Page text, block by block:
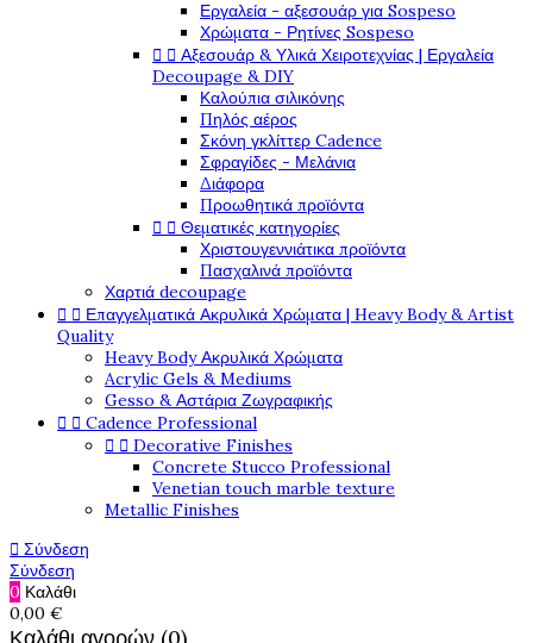
Εργαλεία - αξεσουάρ για Sospeso
Χρώματα - Ρητίνες Sospeso
  Αξεσουάρ & Υλικά Χειροτεχνίας | Εργαλεία
Decoupage & DIY
Καλούπια σιλικόνης
Πηλός αέρος
Σκόνη γκλίττερ Cadence
Σφραγίδες - Μελάνια
Διάφορα
Προωθητικά προϊόντα
  Θεματικές κατηγορίες
Χριστουγεννιάτικα προϊόντα
Πασχαλινά προϊόντα
Χαρτιά decoupage
  Επαγγελματικά Ακρυλικά Χρώματα | Heavy Body & Artist
Quality
Heavy Body Ακρυλικά Χρώματα
Acrylic Gels & Mediums
Gesso & Αστάρια Ζωγραφικής
  Cadence Professional
  Decorative Finishes
Concrete Stucco Professional
Venetian touch marble texture
Metallic Finishes
 Σύνδεση
Σύνδεση
0 Καλάθι
0,00 €